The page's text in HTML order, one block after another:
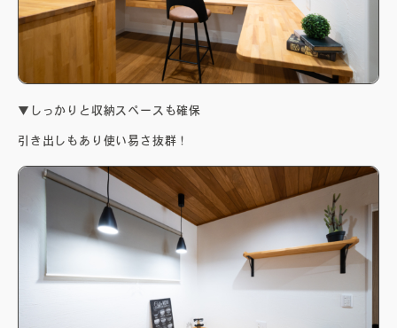
▼しっかりと収納スペースも確保
引き出しもあり使い易さ抜群！